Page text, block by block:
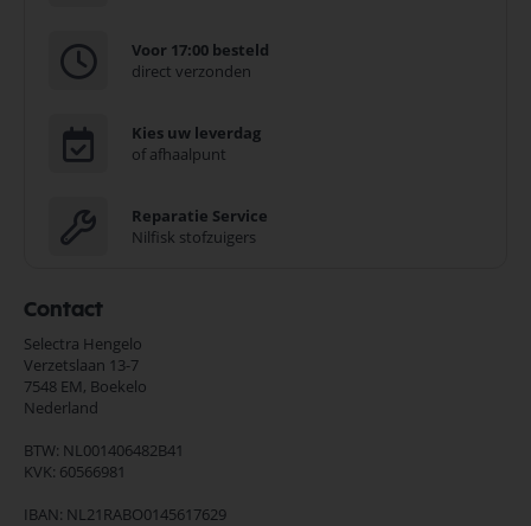
Voor 17:00 besteld
direct verzonden
Kies uw leverdag
of afhaalpunt
Reparatie Service
Nilfisk stofzuigers
Contact
Selectra Hengelo
Verzetslaan 13-7
7548 EM, Boekelo
Nederland
BTW: NL001406482B41
KVK: 60566981
IBAN: NL21RABO0145617629